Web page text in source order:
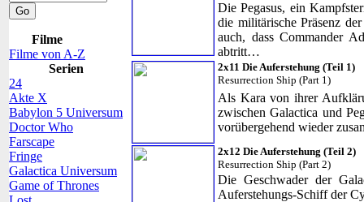
Filme
Filme von A-Z
Serien
24
Akte X
Babylon 5 Universum
Doctor Who
Farscape
Fringe
Galactica Universum
Game of Thrones
Die Pegasus, ein
die militärische Präsenz
auch, dass Commander
abtritt…
2x11 Die Auferstehung (Teil 1)
Resurrection Ship (Part 1)
Als Kara von ihrer
zwischen Galactica und
vorübergehend wieder
2x12 Die Auferstehung (Teil 2)
Resurrection Ship (Part 2)
Die Geschwader der
Auferstehungs-Schiff der